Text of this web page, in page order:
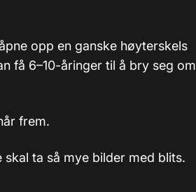
opp en ganske høyterskels
få 6–10-åringer til å bry seg om
frem.
ta så mye bilder med blits.